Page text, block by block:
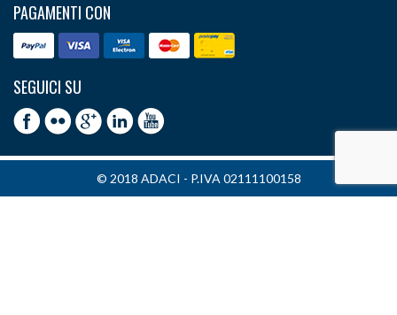
PAGAMENTI CON
SEGUICI SU
© 2018 ADACI - P.IVA 02111100158